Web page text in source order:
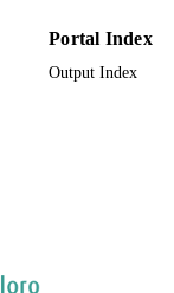
Portal Index
Output Index